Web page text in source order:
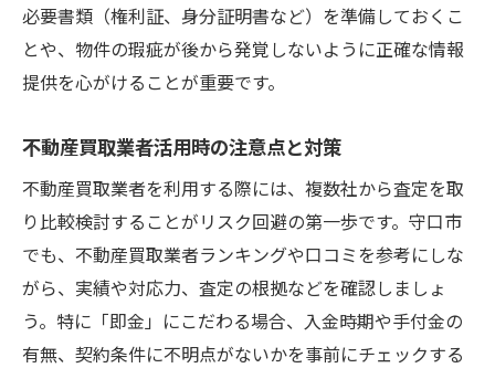
必要書類（権利証、身分証明書など）を準備しておくこ
とや、物件の瑕疵が後から発覚しないように正確な情報
提供を心がけることが重要です。
不動産買取業者活用時の注意点と対策
不動産買取業者を利用する際には、複数社から査定を取
り比較検討することがリスク回避の第一歩です。守口市
でも、不動産買取業者ランキングや口コミを参考にしな
がら、実績や対応力、査定の根拠などを確認しましょ
う。特に「即金」にこだわる場合、入金時期や手付金の
有無、契約条件に不明点がないかを事前にチェックする